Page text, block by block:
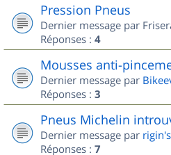
Pression Pneus
Dernier message par
Réponses : 4
Mousses anti-
Dernier message par
Réponses : 3
Pneus Michelin
Dernier message par rigin's
Réponses : 7